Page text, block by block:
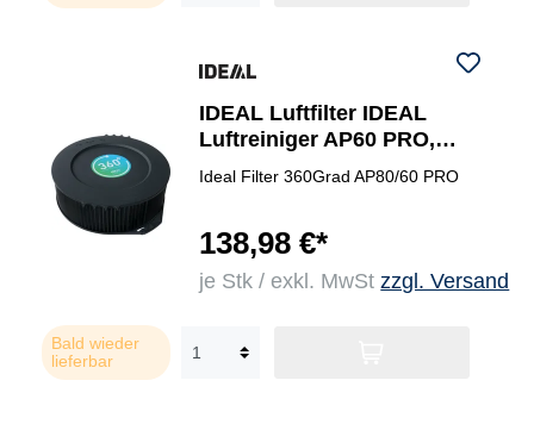
IDEAL Luftfilter IDEAL
Luftreiniger AP60 PRO,
AP80 PRO
Ideal Filter 360Grad AP80/60 PRO
138,98 €*
je Stk / exkl. MwStzzgl. Versand
Bald wieder
lieferbar